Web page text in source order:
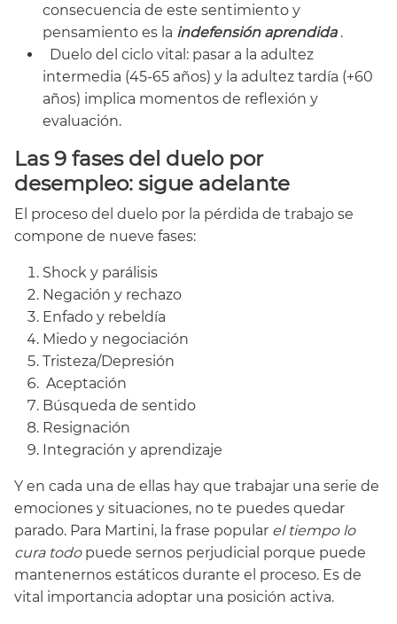
consecuencia de este sentimiento y
pensamiento es la indefensión aprendida .
Duelo del ciclo vital: pasar a la adultez
intermedia (45-65 años) y la adultez tardía (+60
años) implica momentos de reflexión y
evaluación.
Las 9 fases del duelo por
desempleo: sigue adelante
El proceso del duelo por la pérdida de trabajo se
compone de nueve fases:
Shock y parálisis
Negación y rechazo
Enfado y rebeldía
Miedo y negociación
Tristeza/Depresión
Aceptación
Búsqueda de sentido
Resignación
Integración y aprendizaje
Y en cada una de ellas hay que trabajar una serie de
emociones y situaciones, no te puedes quedar
parado. Para Martini, la frase popular el tiempo lo
cura todo puede sernos perjudicial porque puede
mantenernos estáticos durante el proceso. Es de
vital importancia adoptar una posición activa.